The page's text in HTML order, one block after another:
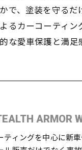
で、塗装を守る
るカーコーティ
な愛車保護と満足
ARMOR
ティングを中心に新